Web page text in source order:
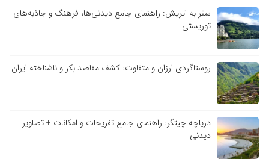
سفر به اتریش: راهنمای جامع دیدنی‌ها، فرهنگ و جاذبه‌های
توریستی
روستاگردی ارزان و متفاوت: کشف مقاصد بکر و ناشناخته ایران
دریاچه چیتگر: راهنمای جامع تفریحات و امکانات + تصاویر
دیدنی